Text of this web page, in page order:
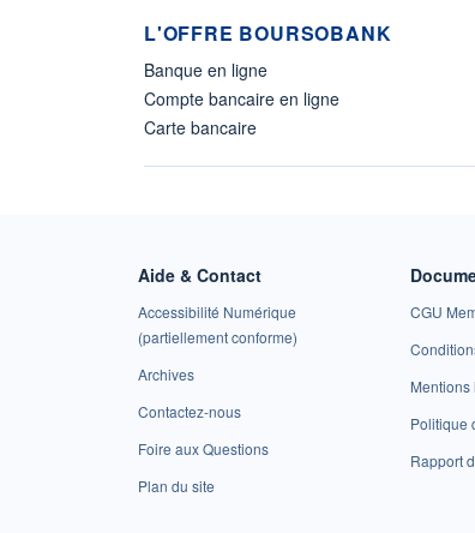
L'OFFRE BOURSOBANK
Banque en ligne
Compte bancaire en ligne
Carte bancaire
Aide & Contact
Accessibilité Numérique
(partiellement conforme)
Archives
Contactez-nous
Foire aux Questions
Plan du site
CGU
Mentions
Politique
Rapport